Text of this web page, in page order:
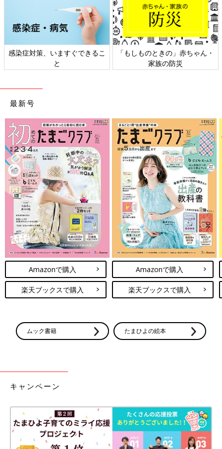
感染症対策、いますぐできるこ
と
「もしものときの」赤ちゃん・
家族の防災
最新号
Amazonで購入
楽天ブックスで購入
Amazonで購入
楽天ブックスで購入
ムック書籍 たまひよの絵本
キャンペーン